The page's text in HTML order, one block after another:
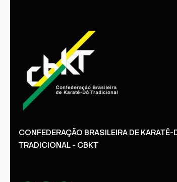
CONFEDERAÇÃO BRASILEIRA DE KARATÊ-
TRADICIONAL - CBKT